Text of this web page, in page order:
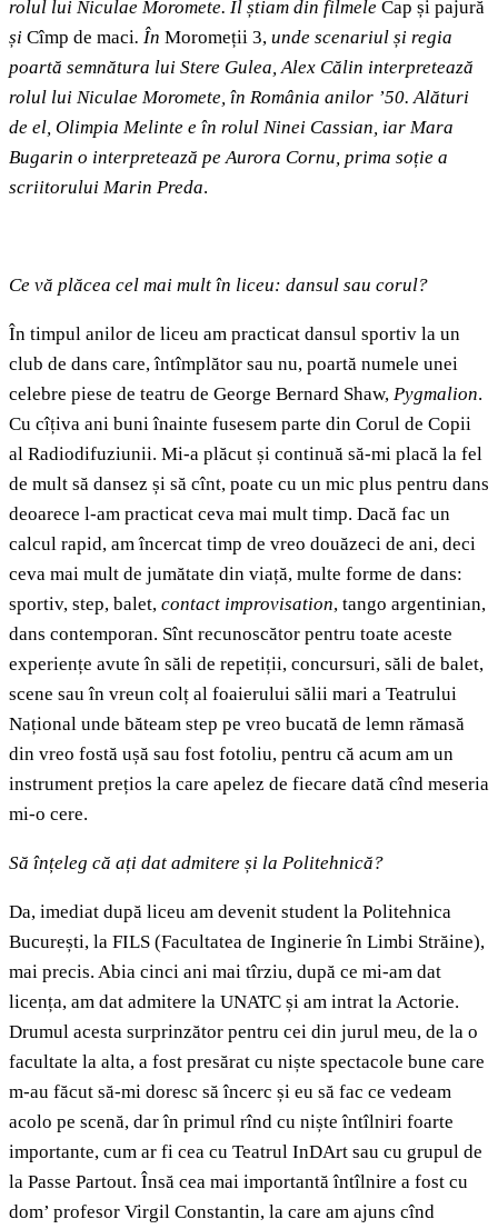
rolul lui Niculae Moromete. Îl știam din filmele Cap și pajură
și Cîmp de maci. În Moromeții 3, unde scenariul și regia
poartă semnătura lui Stere Gulea, Alex Călin interpretează
rolul lui Niculae Moromete, în România anilor ’50. Alături
de el, Olimpia Melinte e în rolul Ninei Cassian, iar Mara
Bugarin o interpretează pe Aurora Cornu, prima soție a
scriitorului Marin Preda.
Ce vă plăcea cel mai mult în liceu: dansul sau corul?
În timpul anilor de liceu am practicat dansul sportiv la un
club de dans care, întîmplător sau nu, poartă numele unei
celebre piese de teatru de George Bernard Shaw, Pygmalion.
Cu cîțiva ani buni înainte fusesem parte din Corul de Copii
al Radiodifuziunii. Mi-a plăcut și continuă să-mi placă la fel
de mult să dansez și să cînt, poate cu un mic plus pentru dans
deoarece l-am practicat ceva mai mult timp. Dacă fac un
calcul rapid, am încercat timp de vreo douăzeci de ani, deci
ceva mai mult de jumătate din viață, multe forme de dans:
sportiv, step, balet, contact improvisation, tango argentinian,
dans contemporan. Sînt recunoscător pentru toate aceste
experiențe avute în săli de repetiții, concursuri, săli de balet,
scene sau în vreun colț al foaierului sălii mari a Teatrului
Național unde băteam step pe vreo bucată de lemn rămasă
din vreo fostă ușă sau fost fotoliu, pentru că acum am un
instrument prețios la care apelez de fiecare dată cînd meseria
mi-o cere.
Să înțeleg că ați dat admitere și la Politehnică?
Da, imediat după liceu am devenit student la Politehnica
București, la FILS (Facultatea de Inginerie în Limbi Străine),
mai precis. Abia cinci ani mai tîrziu, după ce mi-am dat
licența, am dat admitere la UNATC și am intrat la Actorie.
Drumul acesta surprinzător pentru cei din jurul meu, de la o
facultate la alta, a fost presărat cu niște spectacole bune care
m-au făcut să-mi doresc să încerc și eu să fac ce vedeam
acolo pe scenă, dar în primul rînd cu niște întîlniri foarte
importante, cum ar fi cea cu Teatrul InDArt sau cu grupul de
la Passe Partout. Însă cea mai importantă întîlnire a fost cu
dom’ profesor Virgil Constantin, la care am ajuns cînd